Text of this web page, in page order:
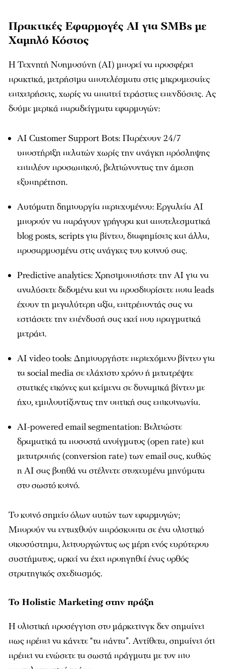
Πρακτικές Εφαρμογές AI για SMBs με
Χαμηλό Κόστος
Η Τεχνητή Νοημοσύνη (AI) μπορεί να προσφέρει
πρακτικά, μετρήσιμα αποτελέσματα στις μικρομεσαίες
επιχειρήσεις, χωρίς να απαιτεί τεράστιες επενδύσεις. Ας
δούμε μερικά παραδείγματα εφαρμογών:
AI Customer Support Bots: Παρέχουν 24/7
υποστήριξη πελατών χωρίς την ανάγκη πρόσληψης
επιπλέον προσωπικού, βελτιώνοντας την άμεση
εξυπηρέτηση.
Αυτόματη δημιουργία περιεχομένου: Εργαλεία AI
μπορούν να παράγουν γρήγορα και αποτελεσματικά
blog posts, scripts για βίντεο, διαφημίσεις και άλλα,
προσαρμοσμένα στις ανάγκες του κοινού σας.
Predictive analytics: Χρησιμοποιήστε την AI για να
αναλύσετε δεδομένα και να προσδιορίσετε ποια leads
έχουν τη μεγαλύτερη αξία, επιτρέποντάς σας να
εστιάσετε την επένδυσή σας εκεί που πραγματικά
μετράει.
AI video tools: Δημιουργήστε περιεχόμενο βίντεο για
τα social media σε ελάχιστο χρόνο ή μετατρέψτε
στατικές εικόνες και κείμενα σε δυναμικά βίντεο με
ήχο, εμπλουτίζοντας την οπτική σας επικοινωνία.
AI-powered email segmentation: Βελτιώστε
δραματικά τα ποσοστά ανοίγματος (open rate) και
μετατροπής (conversion rate) των email σας, καθώς
η AI σας βοηθά να στέλνετε στοχευμένα μηνύματα
στο σωστό κοινό.
Το κοινό σημείο όλων αυτών των εφαρμογών;
Μπορούν να ενταχθούν απρόσκοπτα σε ένα ολιστικό
οικοσύστημα, λειτουργώντας ως μέρη ενός ευρύτερου
συστήματος, αρκεί να έχει προηγηθεί ένας ορθός
στρατηγικός σχεδιασμός.
Το Holistic Marketing στην πράξη
Η ολιστική προσέγγιση στο μάρκετινγκ δεν σημαίνει
πως πρέπει να κάνετε “τα πάντα”. Αντίθετα, σημαίνει ότι
πρέπει να ενώσετε τα σωστά πράγματα με τον πιο